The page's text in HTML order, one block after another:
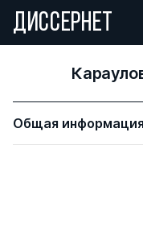
ДИССЕРНЕТ
Общая информация